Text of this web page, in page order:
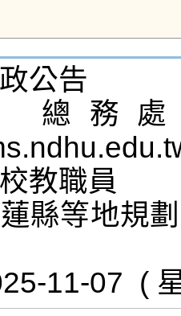
公告
總務
教職員
縣等地規